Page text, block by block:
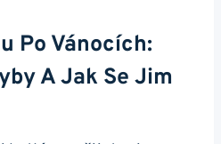
Po Vánocích:
A Jak Se Jim